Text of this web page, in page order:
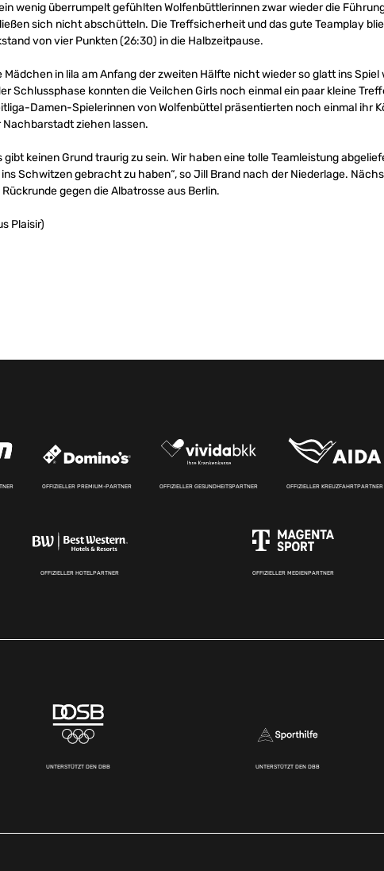
wenig überrumpelt gefühlten Wolfenbüttlerinnen zwar wieder die
sich nicht abschütteln. Die Treffsicherheit und das gute Teamplay
von vier Punkten (26:30) in die Halbzeitpause.
Mädchen in lila am Anfang der zweiten Hälfte nicht wieder so glatt ins
Schlussphase konnten die Veilchen Girls noch einmal ein paar kleine
Damen-Spielerinnen von Wolfenbüttel präsentierten noch einmal ihr
Nachbarstadt ziehen lassen.
gibt keinen Grund traurig zu sein. Wir haben eine tolle Teamleistung
Schwitzen gebracht zu haben“, so Jill Brand nach der Niederlage.
gegen die Albatrosse aus Berlin.
Plaisir)
OFFIZIELLER PREMIUM-PARTNER OFFIZIELLER GESUNDHEITSPARTNER OFFIZIELLER KREUZFAHRTPARTNER
OFFIZIELLER HOTELPARTNER OFFIZIELLER MEDIENPARTNER
UNTERSTÜTZT DEN DBB UNTERSTÜTZT DEN DBB